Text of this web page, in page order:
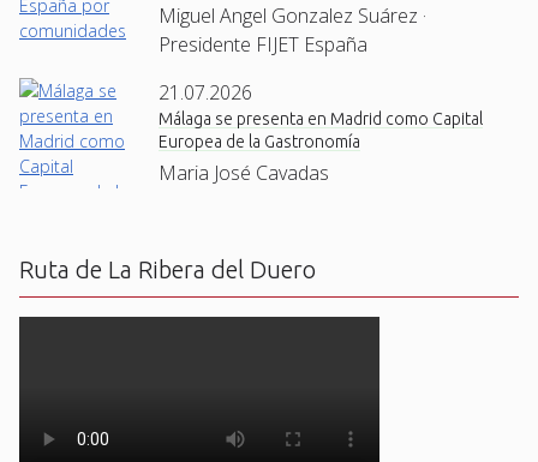
Miguel Angel Gonzalez Suárez ·
Presidente FIJET España
21.07.2026
Málaga se presenta en Madrid como Capital
Europea de la Gastronomía
Maria José Cavadas
Ruta de La Ribera del Duero